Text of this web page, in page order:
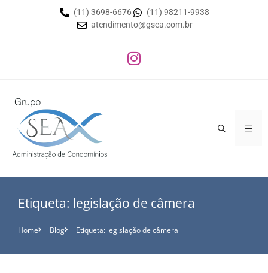
(11) 3698-6676
(11) 98211-9938
atendimento@gsea.com.br
Etiqueta: legislação de câmera
Home Blog Etiqueta: legislação de câmera